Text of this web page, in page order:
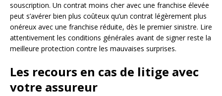
souscription. Un contrat moins cher avec une franchise élevée
peut s’avérer bien plus coûteux qu’un contrat légèrement plus
onéreux avec une franchise réduite, dès le premier sinistre. Lire
attentivement les conditions générales avant de signer reste la
meilleure protection contre les mauvaises surprises.
Les recours en cas de litige avec
votre assureur